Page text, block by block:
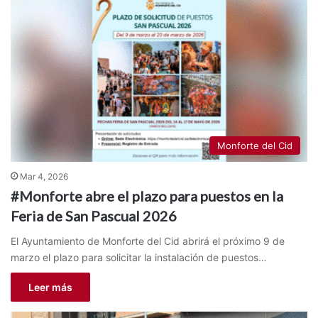
Monforte del Cid
Mar 4, 2026
#Monforte abre el plazo para puestos en la
Feria de San Pascual 2026
El Ayuntamiento de Monforte del Cid abrirá el próximo 9 de
marzo el plazo para solicitar la instalación de puestos…
Leer más